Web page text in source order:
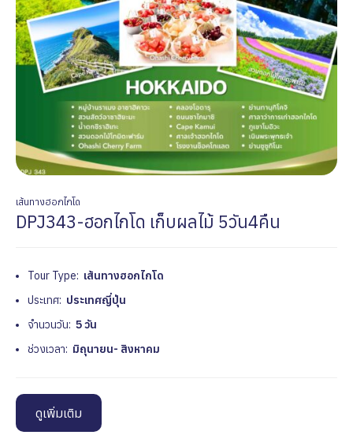
เส้นทางฮอกไกโด
DPJ343-ฮอกไกโด เก็บผลไม้ 5วัน4คืน
Tour Type: เส้นทางฮอกไกโด
ประเทศ: ประเทศญี่ปุ่น
จำนวนวัน: 5 วัน
ช่วงเวลา: มิถุนายน- สิงหาคม
ดูเพิ่มเติม